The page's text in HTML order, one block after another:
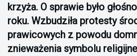
krzyża. O sprawie było
roku. Wzbudziła protesty
prawicowych z powodu
znieważenia symbolu